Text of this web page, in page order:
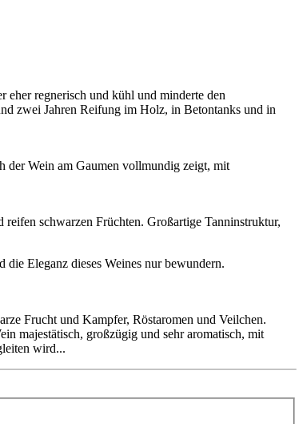
eher regnerisch und kühl und minderte den
zwei Jahren Reifung im Holz, in Betontanks und in
der Wein am Gaumen vollmundig zeigt, mit
schwarzen Früchten. Großartige Tanninstruktur,
Eleganz dieses Weines nur bewundern.
Frucht und Kampfer, Röstaromen und Veilchen.
majestätisch, großzügig und sehr aromatisch, mit
wird...